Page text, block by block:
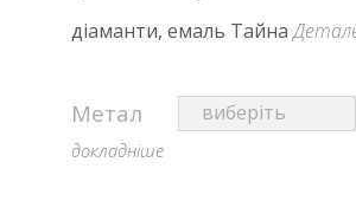
діаманти, емаль Тайна
Метал
докладніше